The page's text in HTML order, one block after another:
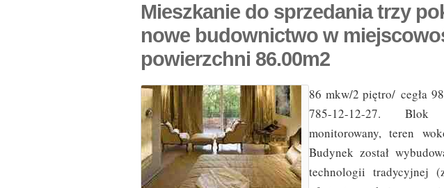
Mieszkanie do sprzedania trzy
nowe budownictwo w
powierzchni 86.00m2
86 mkw/2 piętro/ cegła
785-12-12-27.
monitorowany, teren
Budynek został
technologii tradycyjnej